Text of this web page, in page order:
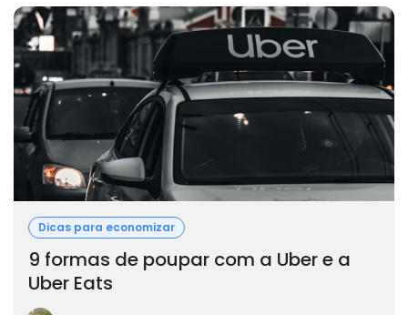
Dicas para economizar
9 formas de poupar com a Uber e a
Uber Eats